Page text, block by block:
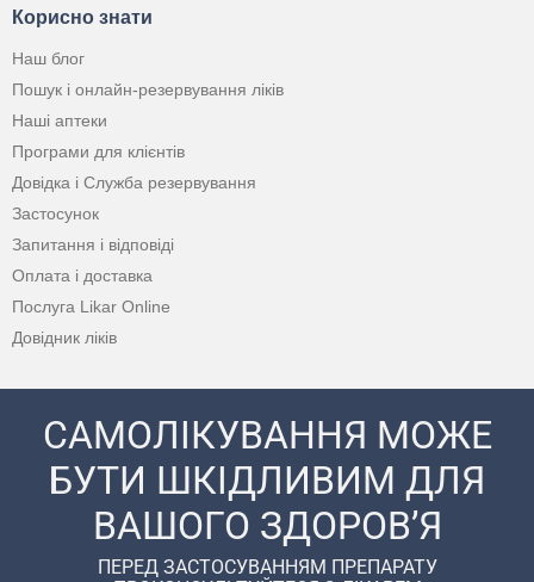
Корисно знати
Наш блог
Пошук і онлайн-резервування ліків
Наші аптеки
Програми для клієнтів
Довідка і Служба резервування
Застосунок
Запитання і відповіді
Оплата і доставка
Послуга Likar Online
Довідник ліків
САМОЛІКУВАННЯ МОЖЕ
БУТИ ШКІДЛИВИМ ДЛЯ
ВАШОГО ЗДОРОВ’Я
ПЕРЕД ЗАСТОСУВАННЯМ ПРЕПАРАТУ